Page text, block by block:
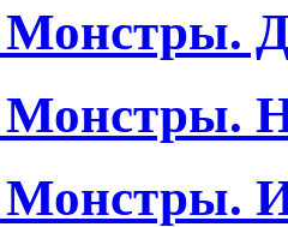
Монстры.